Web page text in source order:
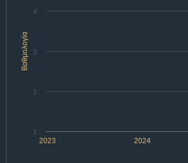
Βαθμολογία
2023 2024
1
2
3
4